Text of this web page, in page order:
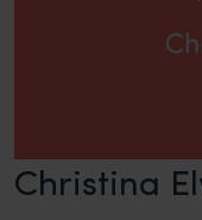
Christina